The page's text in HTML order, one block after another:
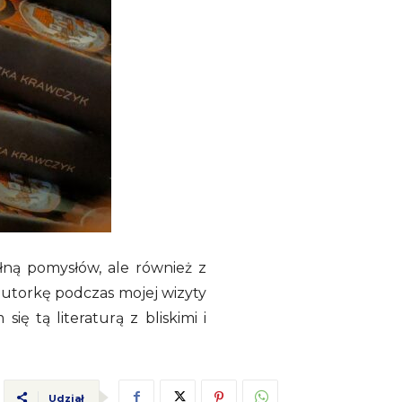
pomysłów, ale również z
podczas mojej wizyty
się tą literaturą z bliskimi i
Udział